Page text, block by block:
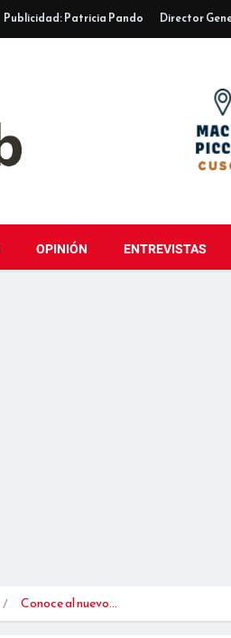
Publicidad: Patricia Pando Director
OPINIÓN ENTREVISTAS
Conoce al nuevo…